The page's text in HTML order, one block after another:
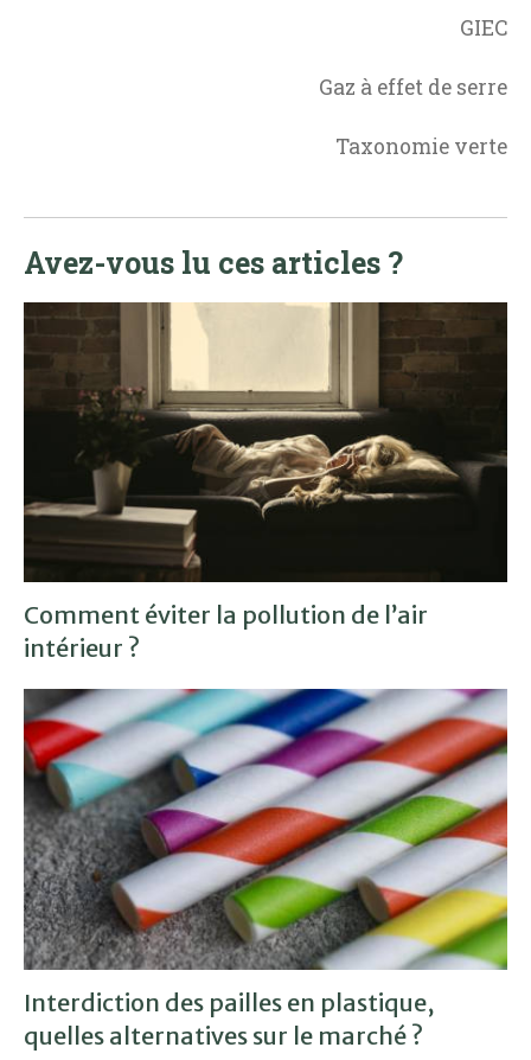
GIEC
Gaz à effet de serre
Taxonomie verte
Avez-vous lu ces articles ?
Comment éviter la pollution de l’air
intérieur ?
Interdiction des pailles en plastique,
quelles alternatives sur le marché ?